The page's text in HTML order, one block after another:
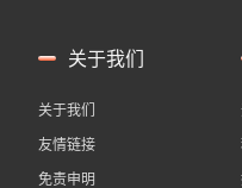
关于我们
关于我们
友情链接
免责申明